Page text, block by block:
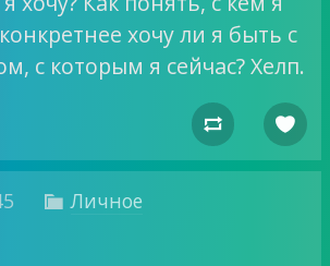
хочу ли я быть с
с которым я сейчас? Хелп.
 
 Личное